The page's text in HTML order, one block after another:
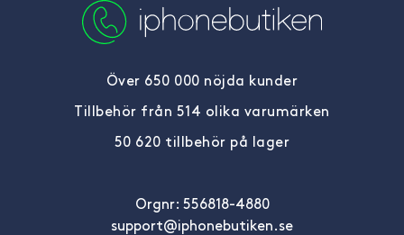
Över 650 000 nöjda kunder
Tillbehör från 514 olika varumärken
50 620 tillbehör på lager
Orgnr: 556818-4880
support@iphonebutiken.se